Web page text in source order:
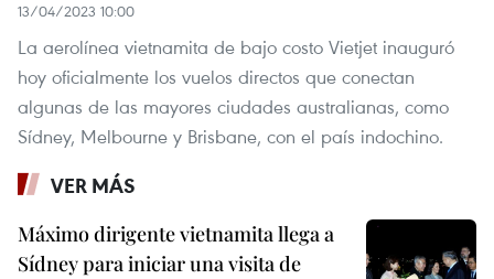
13/04/2023 10:00
La aerolínea vietnamita de bajo costo Vietjet inauguró
hoy oficialmente los vuelos directos que conectan
algunas de las mayores ciudades australianas, como
Sídney, Melbourne y Brisbane, con el país indochino.
VER MÁS
Máximo dirigente vietnamita llega a
Sídney para iniciar una visita de